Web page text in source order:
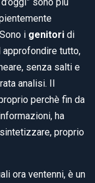
i genitori di
tutto,
senza salti e
analisi. Il
perchè fin da
ha
proprio
ora ventenni, è un